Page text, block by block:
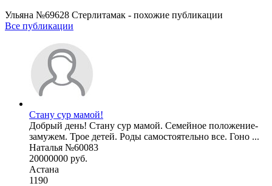
Ульяна №69628 Стерлитамак - похожие публикации
Все публикации
Стану сур мамой!
Добрый день! Стану сур мамой. Семейное положение-
замужем. Трое детей. Роды самостоятельно все. Гоно ...
Наталья №60083
20000000 руб.
Астана
1190